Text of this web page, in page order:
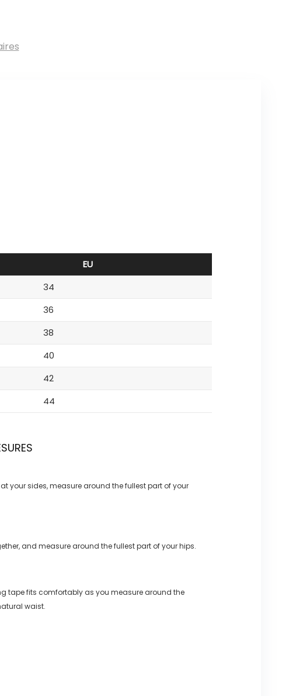
EU
34
36
38
40
42
44
your sides, measure around the fullest part of your
and measure around the fullest part of your hips.
tape fits comfortably as you measure around the
waist.